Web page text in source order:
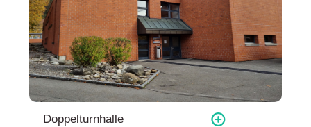
Doppelturnhalle